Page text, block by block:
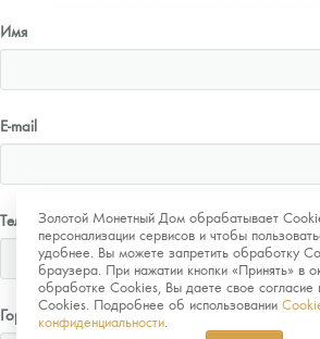
Золотой Монетный Дом обрабатывает
персонализации сервисов и чтобы
удобнее. Вы можете запретить обработку
браузера. При нажатии кнопки «Принять» в
обработке Cookies, Вы даете свое
Cookies. Подробнее об использовании
конфиденциальности
Имя
E-mail
Телефон
Город